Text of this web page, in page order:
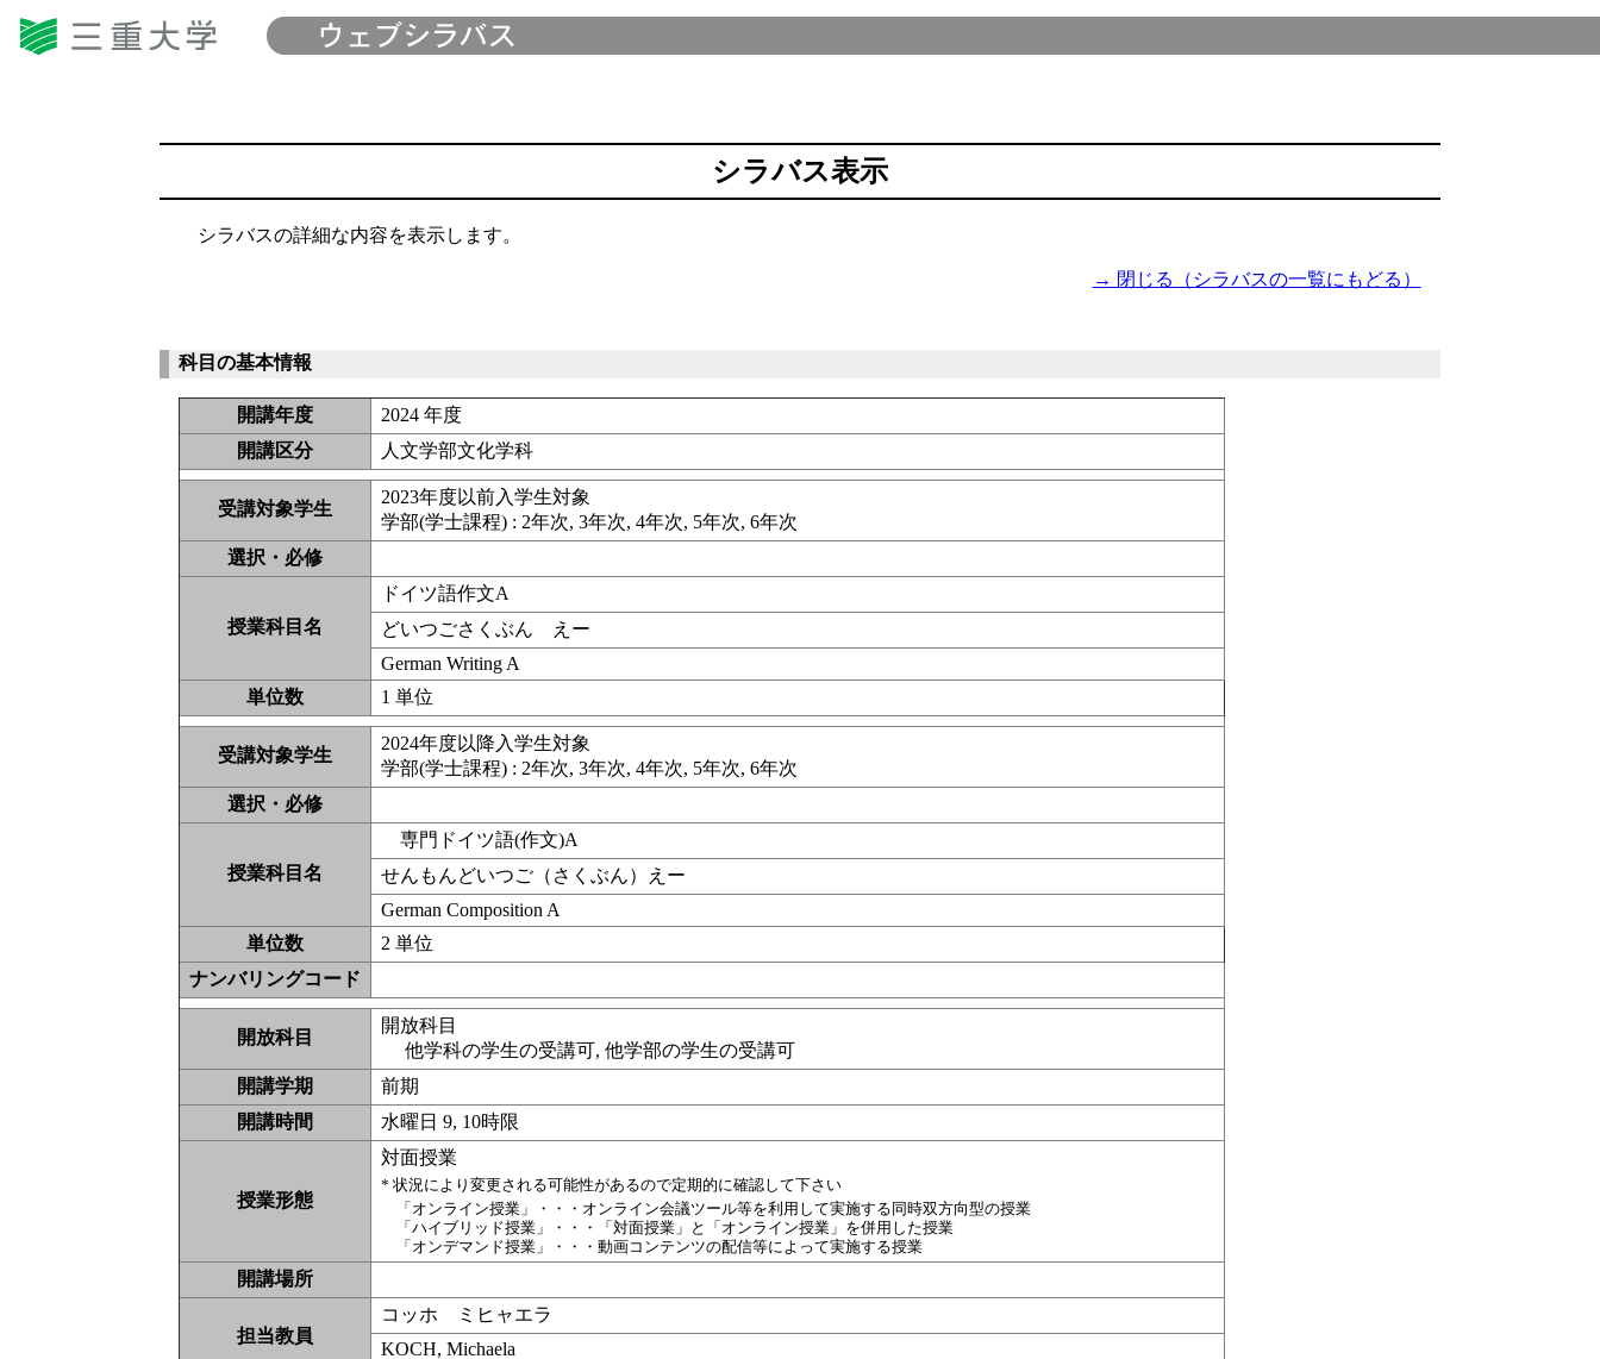
シラバス表示
シラバスの詳細な内容を表示します。
→ 閉じる（シラバスの一覧にもどる）
科目の基本情報
開講年度
2024 年度
開講区分
人文学部文化学科
受講対象学生
2023年度以前入学生対象
学部(学士課程) : 2年次, 3年次, 4年次, 5年次, 6年次
選択・必修
授業科目名
ドイツ語作文A
どいつごさくぶん えー
German Writing A
単位数
1 単位
受講対象学生
2024年度以降入学生対象
学部(学士課程) : 2年次, 3年次, 4年次, 5年次, 6年次
選択・必修
授業科目名
専門ドイツ語(作文)A
せんもんどいつご（さくぶん）えー
German Composition A
単位数
2 単位
ナンバリングコード
開放科目
開放科目
他学科の学生の受講可, 他学部の学生の受講可
開講学期
前期
開講時間
水曜日 9, 10時限
授業形態
対面授業
* 状況により変更される可能性があるので定期的に確認して下さい
「オンライン授業」・・・オンライン会議ツール等を利用して実施する同時双方向型の授業
「ハイブリッド授業」・・・「対面授業」と「オンライン授業」を併用した授業
「オンデマンド授業」・・・動画コンテンツの配信等によって実施する授業
開講場所
担当教員
コッホ ミヒャエラ
KOCH, Michaela